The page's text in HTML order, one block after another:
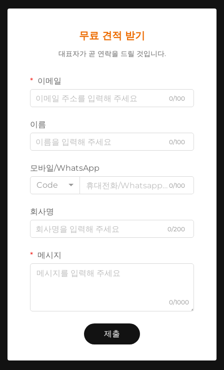
무료 견적 받기
대표자가 곧 연락을 드릴 것입니다.
이메일
0/100
이름
0/100
모바일/WhatsApp
Code
0/100
회사명
0/200
메시지
0/1000
제출